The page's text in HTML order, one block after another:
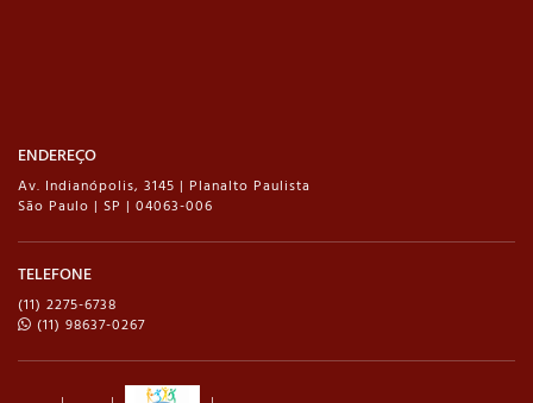
ENDEREÇO
Av. Indianópolis, 3145 | Planalto Paulista
São Paulo | SP | 04063-006
TELEFONE
(11) 2275-6738
(11) 98637-0267